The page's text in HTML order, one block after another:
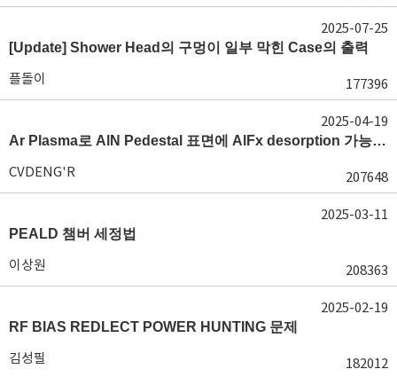
[Update] Shower Head의 구멍이 일부 막힌 Case의 출력
플돌이 177396
2025-07-25
Ar Plasma로 AlN Pedestal 표면에 AlFx desorption 가능 여부가 궁금합니다.
CVDENG'R 207648
2025-04-19
PEALD 챔버 세정법
이상원 208363
2025-03-11
RF BIAS REDLECT POWER HUNTING 문제
김성필 182012
2025-02-19